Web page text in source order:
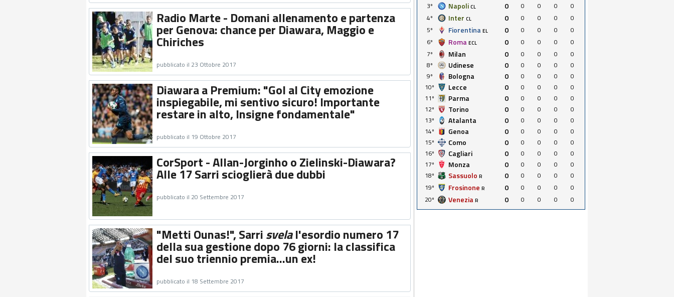
Radio Marte - Domani allenamento e partenza
per Genova: chance per Diawara, Maggio e
Chiriches
pubblicato il 23 Ottobre 2017
Diawara a Premium: "Gol al City emozione
inspiegabile, mi sentivo sicuro! Importante
restare in alto, Insigne fondamentale"
pubblicato il 19 Ottobre 2017
CorSport - Allan-Jorginho o Zielinski-Diawara?
Alle 17 Sarri scioglierà due dubbi
pubblicato il 20 Settembre 2017
"Metti Ounas!", Sarrisvelal'esordio numero 17
della sua gestione dopo 76 giorni: la classifica
del suo triennio premia...un ex!
pubblicato il 18 Settembre 2017
3º
Napoli CL 0 0 0 0
0
4º
Inter CL 0 0 0 0
0
5º
Fiorentina EL 0 0 0 0
0
6º
Roma ECL 0 0 0 0
0
7º
Milan 0 0 0 0
0
8º
Udinese 0 0 0 0
0
9º
Bologna 0 0 0 0
0
10º
Lecce 0 0 0 0
0
11º
Parma 0 0 0 0
0
12º
Torino 0 0 0 0
0
13º
Atalanta 0 0 0 0
0
14º
Genoa 0 0 0 0
0
15º
Como 0 0 0 0
0
16º
Cagliari 0 0 0 0
0
17º
Monza 0 0 0 0
0
18º
Sassuolo R 0 0 0 0
0
19º
Frosinone R 0 0 0 0
0
20º
Venezia R 0 0 0 0 0